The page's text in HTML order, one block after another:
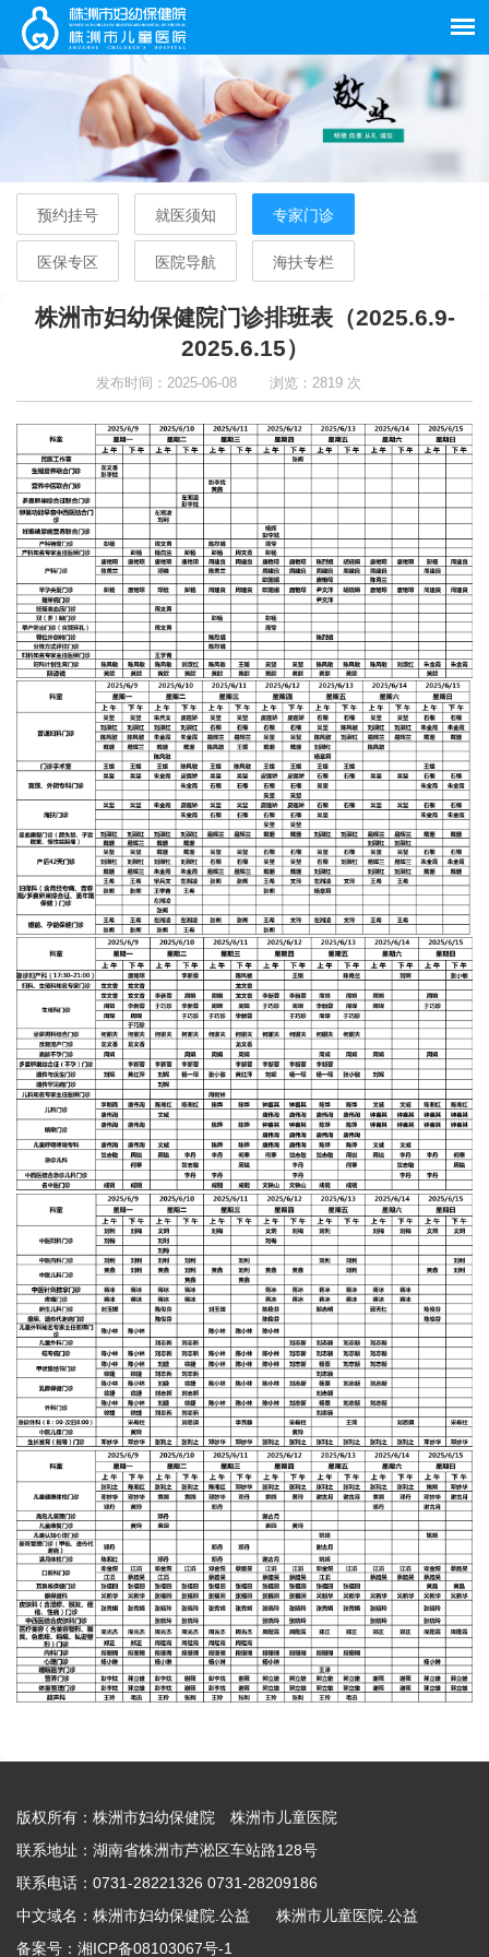
预约挂号 就医须知 专家门诊
医保专区 医院导航 海扶专栏
株洲市妇幼保健院门诊排班表（2025.6.9-
2025.6.15）
发布时间：2025-06-08 浏览：2819 次
版权所有：株洲市妇幼保健院 株洲市儿童医院
联系地址：湖南省株洲市芦淞区车站路128号
联系电话：0731-28221326 0731-28209186
中文域名： 株洲市妇幼保健院.公益
株洲市儿童医院.公益
备案号： 湘ICP备08103067号-1